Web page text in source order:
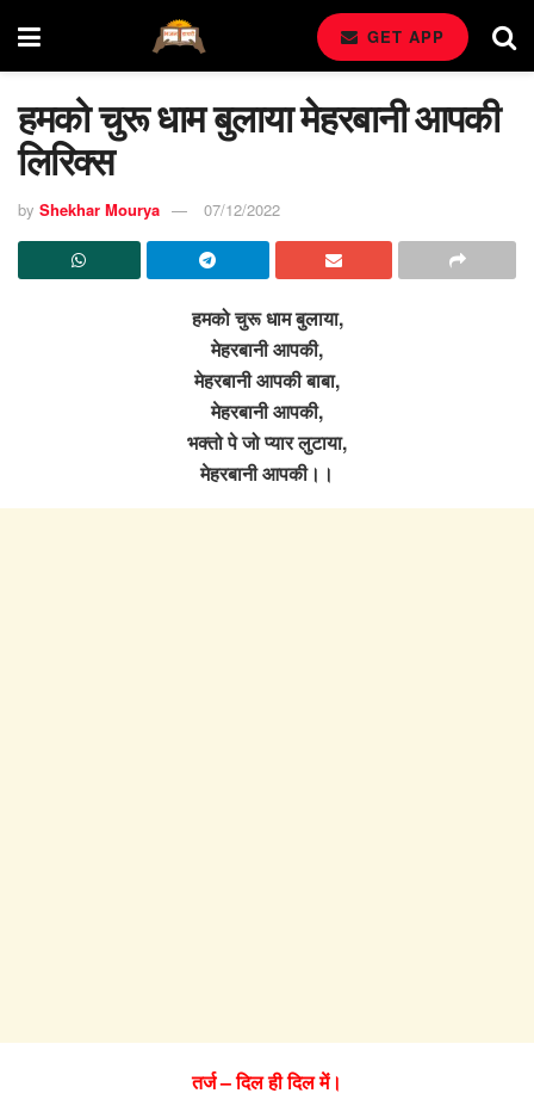
GET APP
हमको चुरू धाम बुलाया मेहरबानी आपकी
लिरिक्स
by Shekhar Mourya 07/12/2022
हमको चुरू धाम बुलाया,
मेहरबानी आपकी,
मेहरबानी आपकी बाबा,
मेहरबानी आपकी,
भक्तो पे जो प्यार लुटाया,
मेहरबानी आपकी।।
तर्ज – दिल ही दिल में।